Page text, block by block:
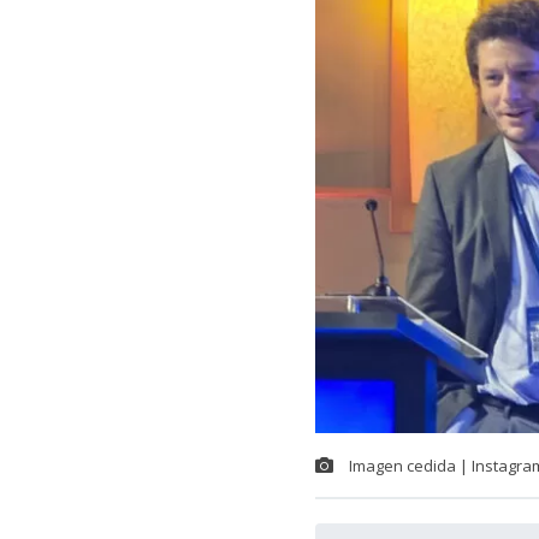
Imagen cedida |